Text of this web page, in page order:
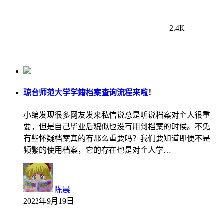
2.4K
琼台师范大学学籍档案查询流程来啦！
小编发现很多网友发来私信说总是听说档案对个人很重
要，但是自己毕业后貌似也没有用到档案的时候。不免
有些怀疑档案真的有那么重要吗？我们要知道即便不是
频繁的使用档案，它的存在也是对个人学…
陈晨
2022年9月19日